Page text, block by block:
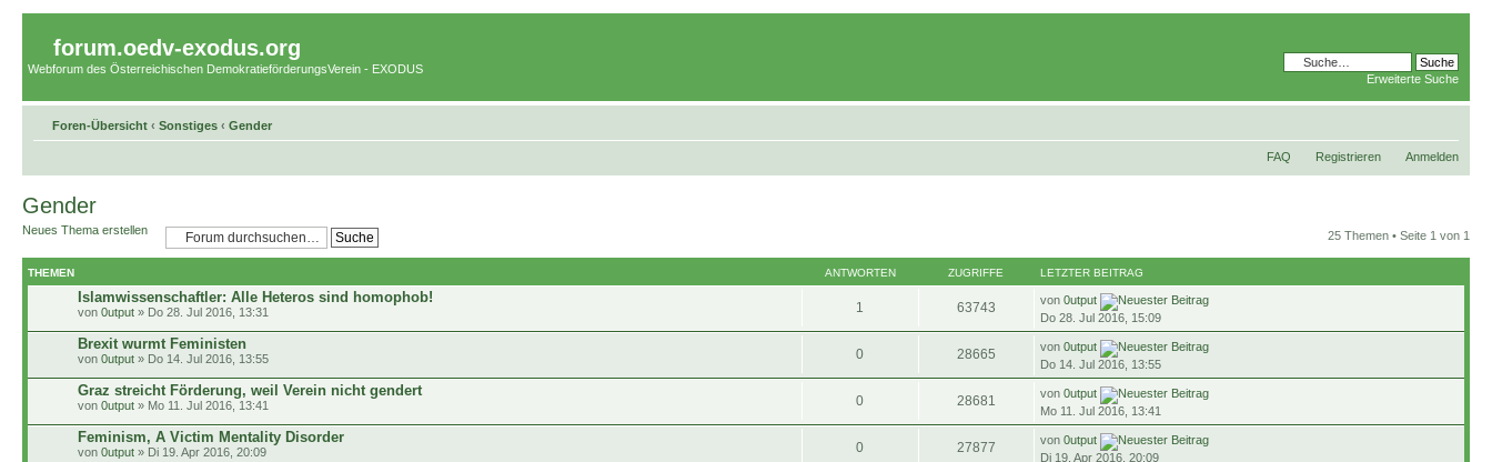
forum.oedv-exodus.org
Webforum des Österreichischen DemokratieförderungsVerein - EXODUS
Erweiterte Suche
Foren-Übersicht ‹ Sonstiges ‹ Gender
FAQ Registrieren Anmelden
Gender
Neues Thema erstellen 25 Themen • Seite 1 von 1
THEMEN ANTWORTEN ZUGRIFFE LETZTER BEITRAG
Islamwissenschaftler: Alle Heteros sind homophob!
von 0utput » Do 28. Jul 2016, 13:31 1 63743 von0utput
Do 28. Jul 2016, 15:09
Brexit wurmt Feministen
von 0utput » Do 14. Jul 2016, 13:55 0 28665 von0utput
Do 14. Jul 2016, 13:55
Graz streicht Förderung, weil Verein nicht gendert
von 0utput » Mo 11. Jul 2016, 13:41 0 28681 von0utput
Mo 11. Jul 2016, 13:41
Feminism, A Victim Mentality Disorder
von 0utput » Di 19. Apr 2016, 20:09 0 27877 von0utput
Di 19. Apr 2016, 20:09